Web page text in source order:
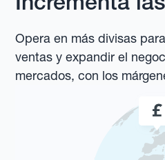
Opera en más divisas
ventas y expandir el
mercados, con los